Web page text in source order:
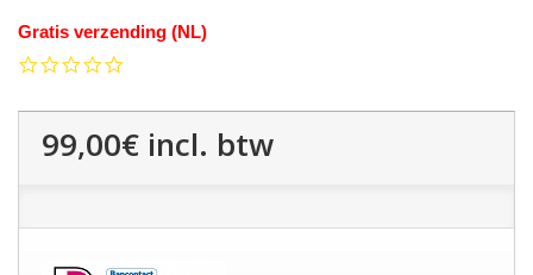
Gratis verzending (NL)
99,00€ incl. btw